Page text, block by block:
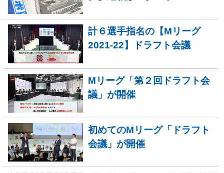
計６選手指名の【Mリーグ
2021-22】ドラフト会議
Mリーグ「第２回ドラフト会
議」が開催
初めてのMリーグ「ドラフト
会議」が開催